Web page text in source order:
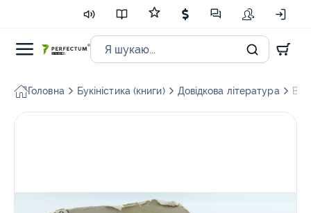
Головна Букіністика (книги) Довідкова література